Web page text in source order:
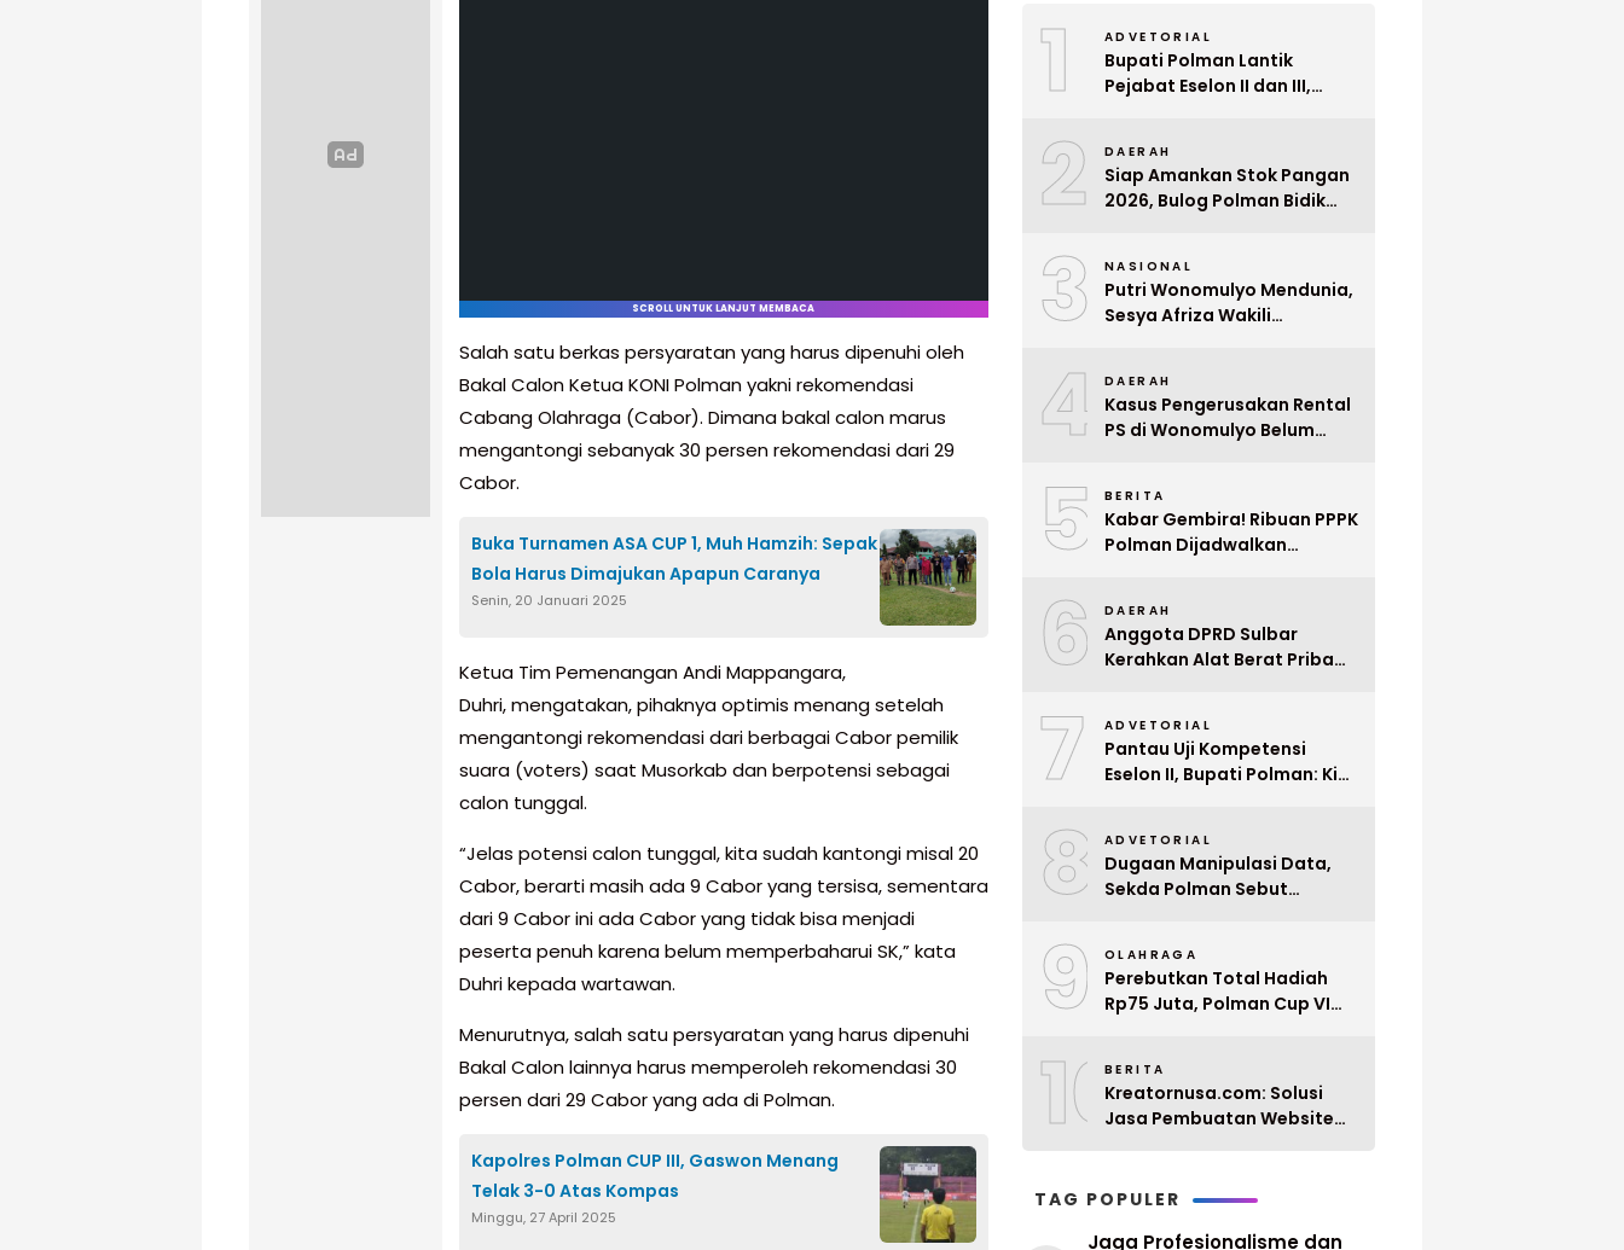
SCROLL UNTUK LANJUT MEMBACA
Salah satu berkas persyaratan yang harus dipenuhi oleh
Bakal Calon Ketua KONI Polman yakni rekomendasi
Cabang Olahraga (Cabor). Dimana bakal calon marus
mengantongi sebanyak 30 persen rekomendasi dari 29
Cabor.
Buka Turnamen ASA CUP 1, Muh Hamzih: Sepak
Bola Harus Dimajukan Apapun Caranya
Senin, 20 Januari 2025
Ketua Tim Pemenangan Andi Mappangara,
Duhri, mengatakan, pihaknya optimis menang setelah
mengantongi rekomendasi dari berbagai Cabor pemilik
suara (voters) saat Musorkab dan berpotensi sebagai
calon tunggal.
“Jelas potensi calon tunggal, kita sudah kantongi misal 20
Cabor, berarti masih ada 9 Cabor yang tersisa, sementara
dari 9 Cabor ini ada Cabor yang tidak bisa menjadi
peserta penuh karena belum memperbaharui SK,” kata
Duhri kepada wartawan.
Menurutnya, salah satu persyaratan yang harus dipenuhi
Bakal Calon lainnya harus memperoleh rekomendasi 30
persen dari 29 Cabor yang ada di Polman.
Kapolres Polman CUP III, Gaswon Menang
Telak 3-0 Atas Kompas
Minggu, 27 April 2025
1 ADVETORIAL
Bupati Polman Lantik
Pejabat Eselon II dan III,
2 DAERAH
Siap Amankan Stok Pangan
2026, Bulog Polman Bidik
3 NASIONAL
Putri Wonomulyo Mendunia,
Sesya Afriza Wakili
4 DAERAH
Kasus Pengerusakan Rental
PS di Wonomulyo Belum
Pelaku
5 BERITA
Kabar Gembira! Ribuan PPPK
Polman Dijadwalkan
6 DAERAH
Anggota DPRD Sulbar
Kerahkan Alat Berat Pribadi
7 ADVETORIAL
Pantau Uji Kompetensi
Eselon II, Bupati Polman: Kita
8 ADVETORIAL
Dugaan Manipulasi Data,
Sekda Polman Sebut
Ditunda
9 OLAHRAGA
Perebutkan Total Hadiah
Rp75 Juta, Polman Cup VI
10BERITA
Kreatornusa.com: Solusi
Jasa Pembuatan Website
TAG POPULER
Jaga Profesionalisme dan